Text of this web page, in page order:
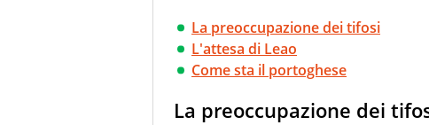
La preoccupazione dei tifosi
L'attesa di Leao
Come sta il portoghese
La preoccupazione dei